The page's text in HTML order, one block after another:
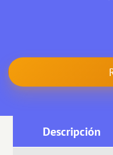
Descripción